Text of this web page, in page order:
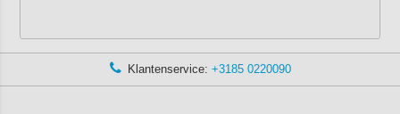
Klantenservice: +3185 0220090